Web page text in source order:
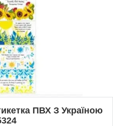
ПВХ З Україною